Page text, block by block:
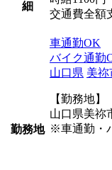
細
交通費全額
勤務地
車通勤OK
バイク通勤
山口県 美祢
【勤務地】
山口県美祢
※車通勤・